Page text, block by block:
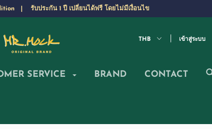
| รับประกัน 1 ปี เปลี่ยนได้ฟรี โดยไม่มีเงื่อนไข
เข้าสู่ระบบ
SERVICE BRAND CONTACT